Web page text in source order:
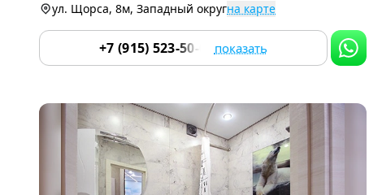
ул. Щорса, 8м, Западный округна карте
+7 (915) 523-50-05 показать